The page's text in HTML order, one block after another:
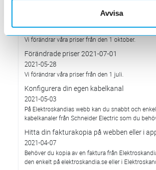
Avvisa
Förändrade priser 2021-10-01
2021-09-01
Vi förändrar våra priser från den 1 oktober.
Förändrade priser 2021-07-01
2021-05-28
Vi förändrar våra priser från den 1 juli.
Konfigurera din egen kabelkanal
2021-05-03
På Elektroskandias webb kan du snabbt och
kabelkanaler från Schneider Electric som du
Hitta din fakturakopia på webben eller i
2021-04-07
Behöver du kopia av en faktura från
den enkelt på elektroskandia.se eller i